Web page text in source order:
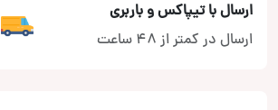
ارسال با تیپاکس و باربری
ارسال در کمتر از 48 ساعت